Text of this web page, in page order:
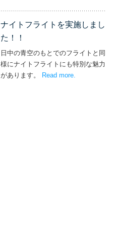
ナイトフライトを実施しまし
た！！
日中の青空のもとでのフライトと同
様にナイトフライトにも特別な魅力
があります。
Read more– ‘ナイトフ
.